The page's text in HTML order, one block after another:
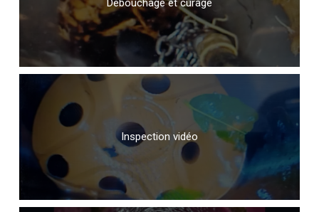
Debouchage et curage
Inspection vidéo